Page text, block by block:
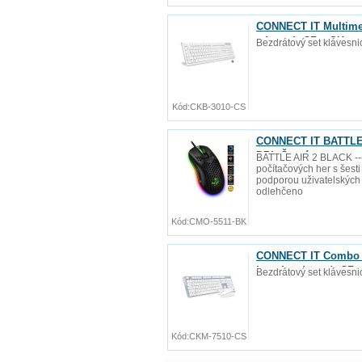
CONNECT IT
zdarma), CZ + SK
Bezdrátový set
Kód:CKB-3010-CS
CONNECT IT
DPI, Černá
BATTLE AIR 2 BLACK
počítačových her s
podporou
odlehčeno
Kód:CMO-5511-BK
CONNECT IT
baterie zdarma), CZ
Bezdrátový set
Kód:CKM-7510-CS